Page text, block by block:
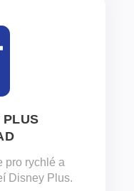
PLUS
pro rychlé a
Disney Plus.